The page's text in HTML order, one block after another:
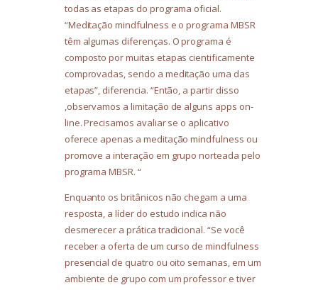
todas as etapas do programa oficial.
“Meditação mindfulness e o programa MBSR
têm algumas diferenças. O programa é
composto por muitas etapas cientificamente
comprovadas, sendo a meditação uma das
etapas”, diferencia. “Então, a partir disso
,observamos a limitação de alguns apps on-
line. Precisamos avaliar se o aplicativo
oferece apenas a meditação mindfulness ou
promove a interação em grupo norteada pelo
programa MBSR. “
Enquanto os britânicos não chegam a uma
resposta, a líder do estudo indica não
desmerecer a prática tradicional. “Se você
receber a oferta de um curso de mindfulness
presencial de quatro ou oito semanas, em um
ambiente de grupo com um professor e tiver